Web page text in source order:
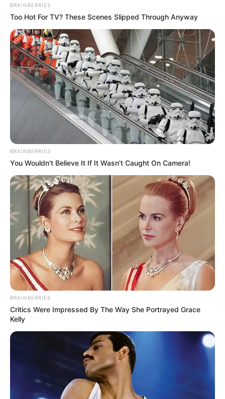
BRAINBERRIES
Too Hot For TV? These Scenes Slipped Through Anyway
BRAINBERRIES
You Wouldn't Believe It If It Wasn't Caught On Camera!
BRAINBERRIES
Critics Were Impressed By The Way She Portrayed Grace
Kelly